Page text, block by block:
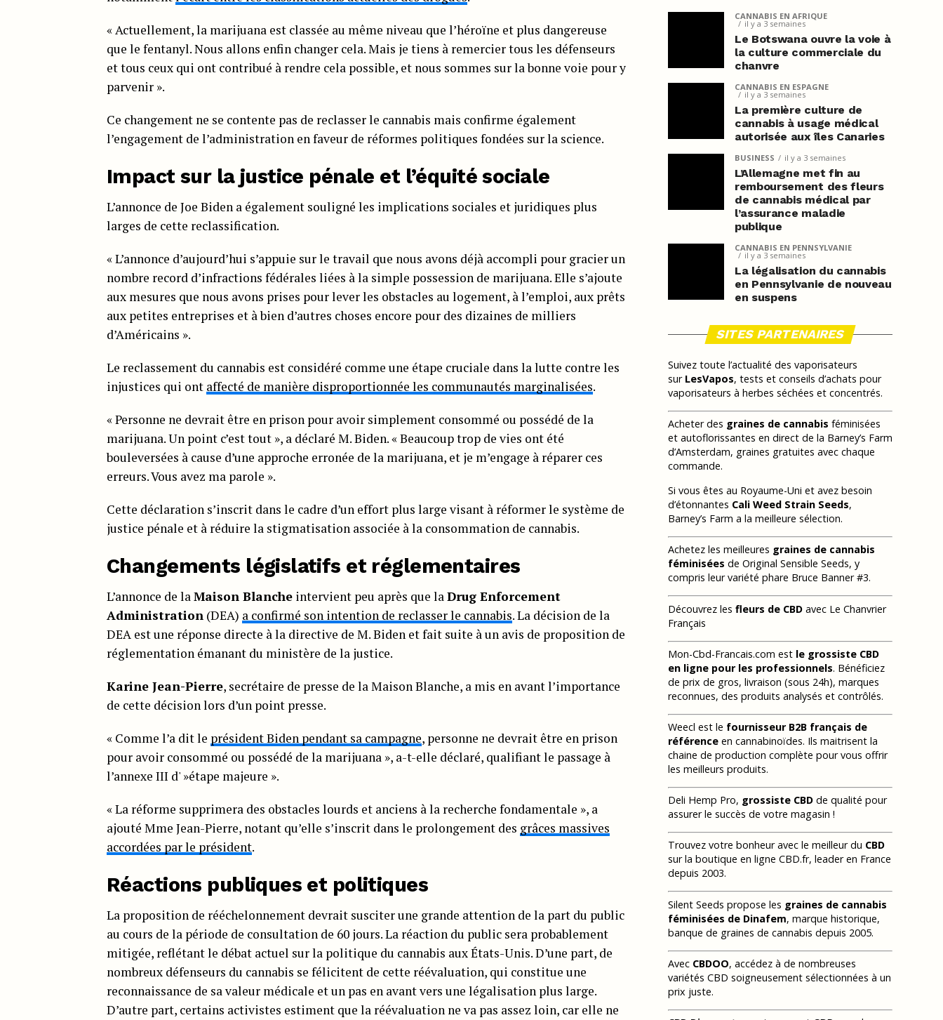
« Actuellement, la marijuana est classée au même niveau que l’héroïne et plus dangereuse
que le fentanyl. Nous allons enfin changer cela. Mais je tiens à remercier tous les défenseurs
et tous ceux qui ont contribué à rendre cela possible, et nous sommes sur la bonne voie pour y
parvenir ».
Ce changement ne se contente pas de reclasser le cannabis mais confirme également
l’engagement de l’administration en faveur de réformes politiques fondées sur la science.
Impact sur la justice pénale et l’équité sociale
L’annonce de Joe Biden a également souligné les implications sociales et juridiques plus
larges de cette reclassification.
« L’annonce d’aujourd’hui s’appuie sur le travail que nous avons déjà accompli pour gracier un
nombre record d’infractions fédérales liées à la simple possession de marijuana. Elle s’ajoute
aux mesures que nous avons prises pour lever les obstacles au logement, à l’emploi, aux prêts
aux petites entreprises et à bien d’autres choses encore pour des dizaines de milliers
d’Américains ».
Le reclassement du cannabis est considéré comme une étape cruciale dans la lutte contre les
injustices qui ont affecté de manière disproportionnée les communautés marginalisées.
« Personne ne devrait être en prison pour avoir simplement consommé ou possédé de la
marijuana. Un point c’est tout », a déclaré M. Biden. « Beaucoup trop de vies ont été
bouleversées à cause d’une approche erronée de la marijuana, et je m’engage à réparer ces
erreurs. Vous avez ma parole ».
Cette déclaration s’inscrit dans le cadre d’un effort plus large visant à réformer le système de
justice pénale et à réduire la stigmatisation associée à la consommation de cannabis.
Changements législatifs et réglementaires
L’annonce de la Maison Blanche intervient peu après que la Drug Enforcement
Administration (DEA) a confirmé son intention de reclasser le cannabis. La décision de la
DEA est une réponse directe à la directive de M. Biden et fait suite à un avis de proposition de
réglementation émanant du ministère de la justice.
Karine Jean-Pierre, secrétaire de presse de la Maison Blanche, a mis en avant l’importance
de cette décision lors d’un point presse.
« Comme l’a dit le président Biden pendant sa campagne, personne ne devrait être en prison
pour avoir consommé ou possédé de la marijuana », a-t-elle déclaré, qualifiant le passage à
l’annexe III d' »étape majeure ».
« La réforme supprimera des obstacles lourds et anciens à la recherche fondamentale », a
ajouté Mme Jean-Pierre, notant qu’elle s’inscrit dans le prolongement des grâces massives
accordées par le président.
Réactions publiques et politiques
La proposition de rééchelonnement devrait susciter une grande attention de la part du public
au cours de la période de consultation de 60 jours. La réaction du public sera probablement
mitigée, reflétant le débat actuel sur la politique du cannabis aux États-Unis. D’une part, de
nombreux défenseurs du cannabis se félicitent de cette réévaluation, qui constitue une
reconnaissance de sa valeur médicale et un pas en avant vers une légalisation plus large.
D’autre part, certains activistes estiment que la réévaluation ne va pas assez loin, car elle ne
CANNABIS EN AFRIQUE
il y a 3 semaines
Le Botswana ouvre la voie à
la culture commerciale du
chanvre
CANNABIS EN ESPAGNE
il y a 3 semaines
La première culture de
cannabis à usage médical
autorisée aux îles Canaries
BUSINESS il y a 3 semaines
L’Allemagne met fin au
remboursement des fleurs
de cannabis médical par
l’assurance maladie
publique
CANNABIS EN PENNSYLVANIE
il y a 3 semaines
La légalisation du cannabis
en Pennsylvanie de nouveau
en suspens
SITES PARTENAIRES
Suivez toute l’actualité des vaporisateurs
sur LesVapos, tests et conseils d’achats pour
vaporisateurs à herbes séchées et concentrés.
Acheter des graines de cannabis féminisées
et autoflorissantes en direct de la Barney’s Farm
d’Amsterdam, graines gratuites avec chaque
commande.
Si vous êtes au Royaume-Uni et avez besoin
d’étonnantes Cali Weed Strain Seeds,
Barney’s Farm a la meilleure sélection.
Achetez les meilleures graines de cannabis
féminisées de Original Sensible Seeds, y
compris leur variété phare Bruce Banner #3.
Découvrez les fleurs de CBD avec Le Chanvrier
Français
Mon-Cbd-Francais.com est le grossiste CBD
en ligne pour les professionnels. Bénéficiez
de prix de gros, livraison (sous 24h), marques
reconnues, des produits analysés et contrôlés.
Weecl est le fournisseur B2B français de
référence en cannabinoïdes. Ils maitrisent la
chaine de production complète pour vous offrir
les meilleurs produits.
Deli Hemp Pro, grossiste CBD de qualité pour
assurer le succès de votre magasin !
Trouvez votre bonheur avec le meilleur du CBD
sur la boutique en ligne CBD.fr, leader en France
depuis 2003.
Silent Seeds propose les graines de cannabis
féminisées de Dinafem, marque historique,
banque de graines de cannabis depuis 2005.
Avec CBDOO, accédez à de nombreuses
variétés CBD soigneusement sélectionnées à un
prix juste.